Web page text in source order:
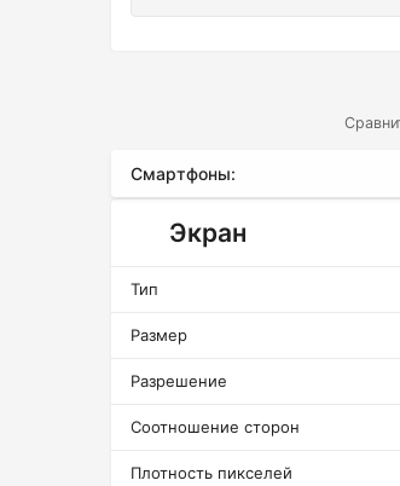
Смартфоны:
Экран
Тип
Размер
Разрешение
Соотношение сторон
Плотность пикселей